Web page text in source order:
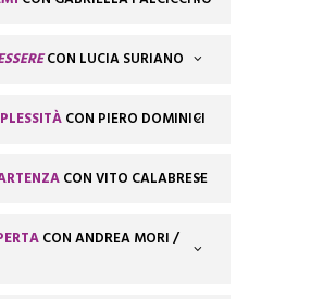
CON LUCIA SURIANO
CON PIERO DOMINICI
CON VITO CALABRESE
CON ANDREA MORI /